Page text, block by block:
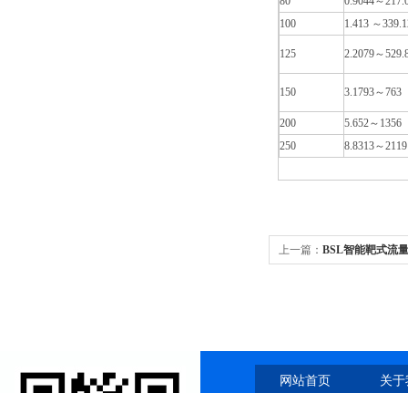
100
1.413 ～
125 2.2079～
150 3.1793～763
200
5.652～1356
250
8.8313～2119
上一篇： BSL智能靶式流
网站首页 关